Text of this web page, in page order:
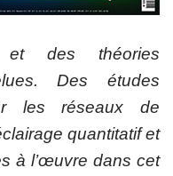
et des théories
Des études
les réseaux de
quantitatif et
à l’œuvre dans cet